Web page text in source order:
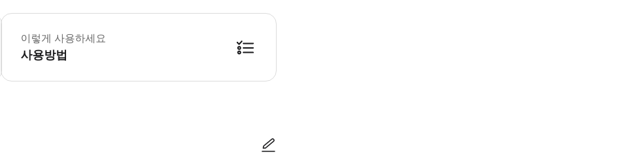
날씨에 맞는 복장을 준비하세요. 가이드 투어에 참여하면 6개의 마을 유적지가 야외에 있습니다.
이렇게 사용하세요
사용방법